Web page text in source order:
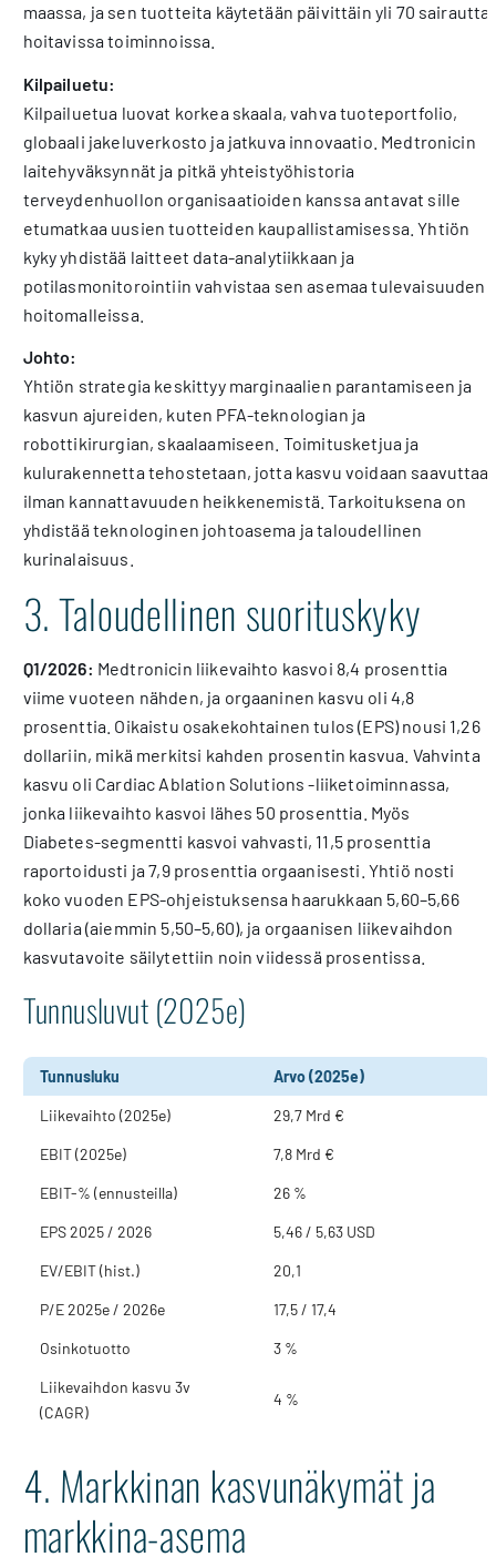
maassa, ja sen tuotteita käytetään päivittäin yli 70 sairautta
hoitavissa toiminnoissa.
Kilpailuetu:
Kilpailuetua luovat korkea skaala, vahva tuoteportfolio,
globaali jakeluverkosto ja jatkuva innovaatio. Medtronicin
laitehyväksynnät ja pitkä yhteistyöhistoria
terveydenhuollon organisaatioiden kanssa antavat sille
etumatkaa uusien tuotteiden kaupallistamisessa. Yhtiön
kyky yhdistää laitteet data-analytiikkaan ja
potilasmonitorointiin vahvistaa sen asemaa tulevaisuuden
hoitomalleissa.
Johto:
Yhtiön strategia keskittyy marginaalien parantamiseen ja
kasvun ajureiden, kuten PFA-teknologian ja
robottikirurgian, skaalaamiseen. Toimitusketjua ja
kulurakennetta tehostetaan, jotta kasvu voidaan saavuttaa
ilman kannattavuuden heikkenemistä. Tarkoituksena on
yhdistää teknologinen johtoasema ja taloudellinen
kurinalaisuus.
3. Taloudellinen suorituskyky
Q1/2026: Medtronicin liikevaihto kasvoi 8,4 prosenttia
viime vuoteen nähden, ja orgaaninen kasvu oli 4,8
prosenttia. Oikaistu osakekohtainen tulos (EPS) nousi 1,26
dollariin, mikä merkitsi kahden prosentin kasvua. Vahvinta
kasvu oli Cardiac Ablation Solutions -liiketoiminnassa,
jonka liikevaihto kasvoi lähes 50 prosenttia. Myös
Diabetes-segmentti kasvoi vahvasti, 11,5 prosenttia
raportoidusti ja 7,9 prosenttia orgaanisesti. Yhtiö nosti
koko vuoden EPS-ohjeistuksensa haarukkaan 5,60–5,66
dollaria (aiemmin 5,50–5,60), ja orgaanisen liikevaihdon
kasvutavoite säilytettiin noin viidessä prosentissa.
Tunnusluvut (2025e)
Tunnusluku Arvo (2025e)
Liikevaihto (2025e) 29,7 Mrd €
EBIT (2025e) 7,8 Mrd €
EBIT-% (ennusteilla) 26 %
EPS 2025 / 2026 5,46 / 5,63 USD
EV/EBIT (hist.) 20,1
P/E 2025e / 2026e 17,5 / 17,4
Osinkotuotto 3 %
Liikevaihdon kasvu 3v
(CAGR)
4 %
4. Markkinan kasvunäkymät ja
markkina-asema